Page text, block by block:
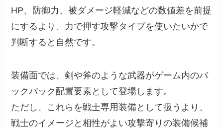
HP、防御力、被ダメージ軽減などの数値差を前提
にするより、力で押す攻撃タイプを使いたいかで
判断すると自然です。
装備面では、剣や斧のような武器がゲーム内のバ
ックパック配置要素として登場します。
ただし、これらを戦士専用装備として扱うより、
戦士のイメージと相性がよい攻撃寄りの装備候補